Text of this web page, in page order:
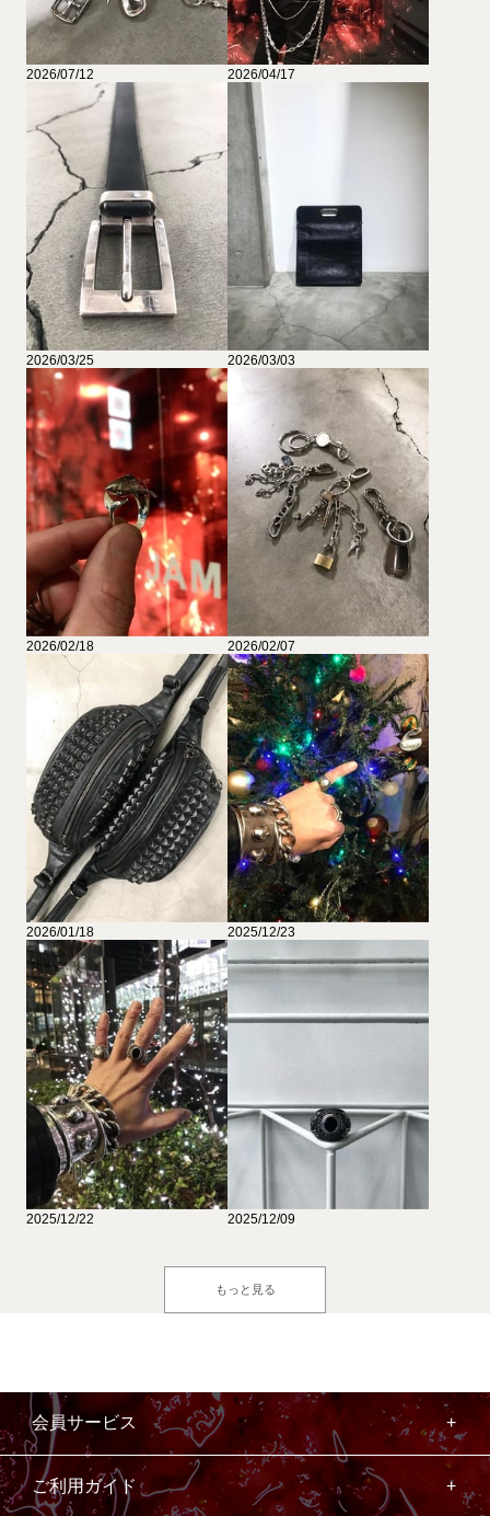
2026/07/12 2026/04/17
2026/03/25 2026/03/03
2026/02/18 2026/02/07
2026/01/18 2025/12/23
2025/12/22 2025/12/09
もっと見る
会員サービス
ご利用ガイド